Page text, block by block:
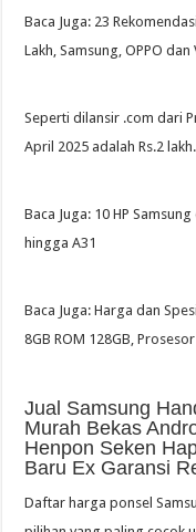
Baca Juga: 23
Lakh, Samsung, OPPO dan
Seperti dilansir .com dari
April 2025 adalah Rs.2 lakh.
Baca Juga: 10 HP
hingga A31
Baca Juga: Harga dan
8GB ROM 128GB,
Jual Samsung
Murah Bekas
Henpon Seken
Baru Ex Garansi
Daftar harga ponsel